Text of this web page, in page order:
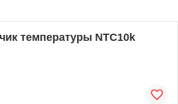
температуры NTC10k